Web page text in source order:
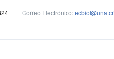
Correo Electrónico:ecbiol@una.cr